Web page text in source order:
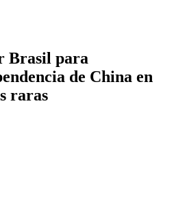
Brasil para
de China en
raras